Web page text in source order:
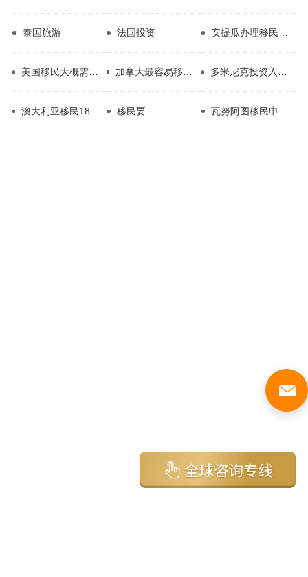
泰国旅游 法国投资 安提瓜办理移民的条件
美国移民大概需要多少钱 加拿大最容易移民的十大职业 多米尼克投资入籍多少钱
移民要